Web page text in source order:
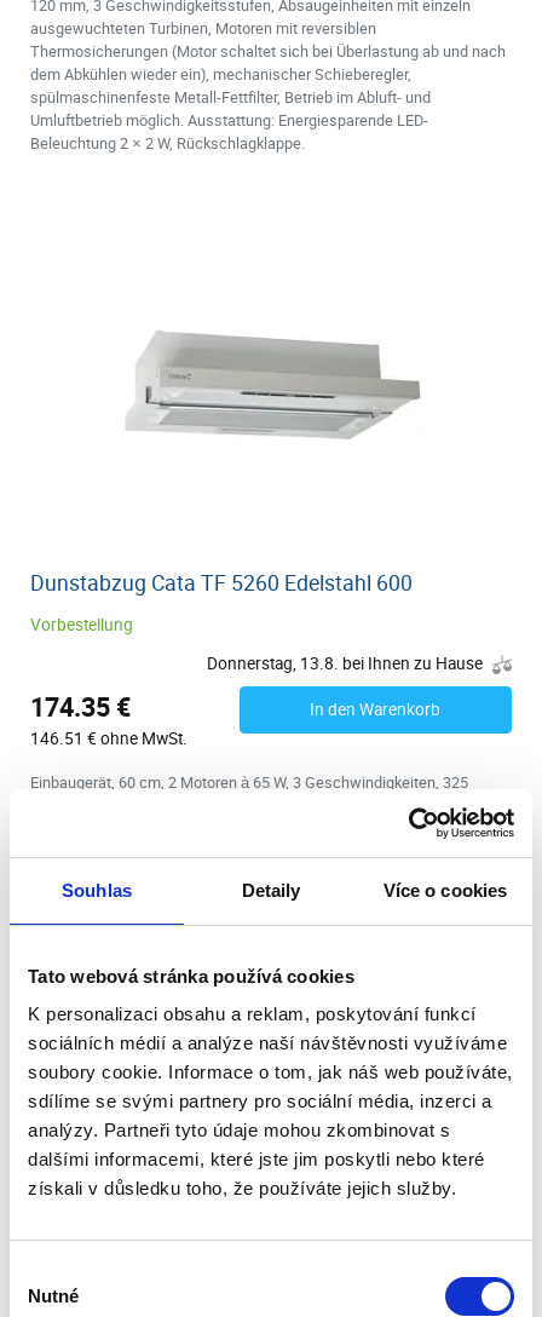
Souhlas Detaily Více o cookies
Tato webová stránka používá cookies
K personalizaci obsahu a reklam, poskytování funkcí
sociálních médií a analýze naší návštěvnosti využíváme
soubory cookie. Informace o tom, jak náš web používáte,
sdílíme se svými partnery pro sociální média, inzerci a
analýzy. Partneři tyto údaje mohou zkombinovat s
dalšími informacemi, které jste jim poskytli nebo které
získali v důsledku toho, že používáte jejich služby.
souhlasu
Nutné
120 mm, 3 Geschwindigkeitsstufen, Absaugeinheiten mit einzeln
ausgewuchteten Turbinen, Motoren mit reversiblen
Thermosicherungen (Motor schaltet sich bei Überlastung ab und nach
dem Abkühlen wieder ein), mechanischer Schieberegler,
spülmaschinenfeste Metall-Fettfilter, Betrieb im Abluft- und
Umluftbetrieb möglich. Ausstattung: Energiesparende LED-
Beleuchtung 2 × 2 W, Rückschlagklappe.
Dunstabzug Cata TF 5260 Edelstahl 600
Vorbestellung
Donnerstag, 13.8. bei Ihnen zu Hause
174.35 €
146.51 € ohne MwSt.
In den Warenkorb
Einbaugerät, 60 cm, 2 Motoren à 65 W, 3 Geschwindigkeiten, 325
m³/Std (15 Pa), max. Druck 301 Pa, Ø 120 mm, max. Geräuschpegel Lw
Vorbestellung